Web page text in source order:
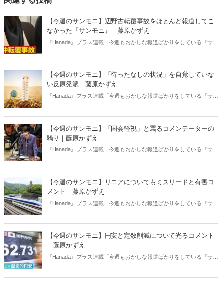
【今週のサンモニ】辺野古転覆事故をほとんど報道してこ
なかった『サンモニ』｜藤原かずえ
『Hanada』プラス連載「今週もおかしな報道ばかりをしている『サン
【今週のサンモニ】「待ったなしの状況」を自覚していな
い反原発派｜藤原かずえ
『Hanada』プラス連載「今週もおかしな報道ばかりをしている『サン
【今週のサンモニ】「国会軽視」と罵るコメンテーターの
驕り｜藤原かずえ
『Hanada』プラス連載「今週もおかしな報道ばかりをしている『サン
【今週のサンモニ】リニアについてもミスリードと有害コ
メント｜藤原かずえ
『Hanada』プラス連載「今週もおかしな報道ばかりをしている『サン
【今週のサンモニ】円安と定数削減について光るコメント
｜藤原かずえ
『Hanada』プラス連載「今週もおかしな報道ばかりをしている『サン